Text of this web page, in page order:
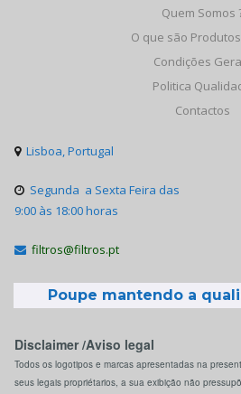
Quem Somos
O que são Produtos
Condições
Politica
Contactos
 Lisboa, Portugal
 Segunda a Sexta Feira das
9:00 às 18:00 horas
 filtros@filtros.pt
Poupe mantendo a
Disclaimer /Aviso legal
Todos os logotipos e marcas apresentadas na
seus legais propriétarios, a sua exibição não